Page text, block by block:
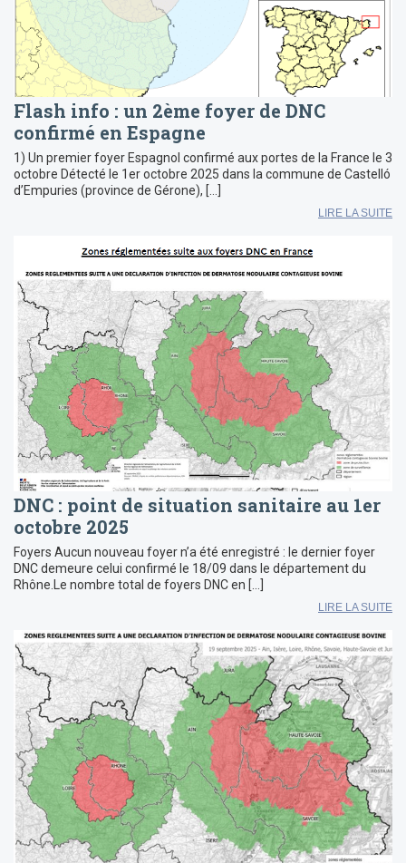
Flash info : un 2ème foyer de DNC
confirmé en Espagne
1) Un premier foyer Espagnol confirmé aux portes de la France le 3
octobre Détecté le 1er octobre 2025 dans la commune de Castelló
d’Empuries (province de Gérone), […]
LIRE LA SUITE
DNC : point de situation sanitaire au 1er
octobre 2025
Foyers Aucun nouveau foyer n’a été enregistré : le dernier foyer
DNC demeure celui confirmé le 18/09 dans le département du
Rhône.Le nombre total de foyers DNC en […]
LIRE LA SUITE